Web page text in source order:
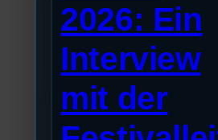
2026: Ein
Interview
mit der